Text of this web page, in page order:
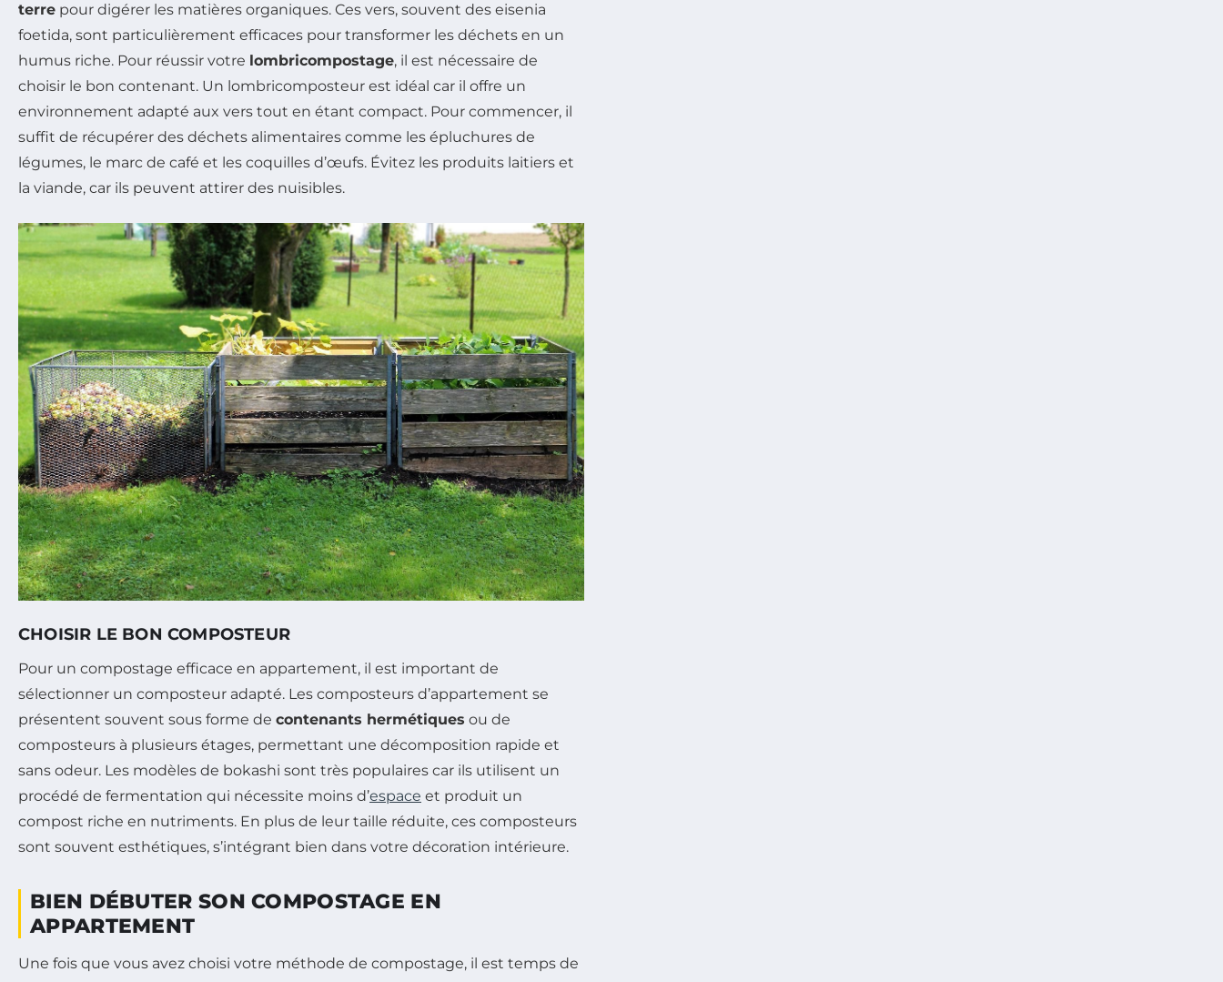
terre pour digérer les matières organiques. Ces vers, souvent des eisenia
foetida, sont particulièrement efficaces pour transformer les déchets en un
humus riche. Pour réussir votre lombricompostage, il est nécessaire de
choisir le bon contenant. Un lombricomposteur est idéal car il offre un
environnement adapté aux vers tout en étant compact. Pour commencer, il
suffit de récupérer des déchets alimentaires comme les épluchures de
légumes, le marc de café et les coquilles d’œufs. Évitez les produits laitiers et
la viande, car ils peuvent attirer des nuisibles.
CHOISIR LE BON COMPOSTEUR
Pour un compostage efficace en appartement, il est important de
sélectionner un composteur adapté. Les composteurs d’appartement se
présentent souvent sous forme de contenants hermétiques ou de
composteurs à plusieurs étages, permettant une décomposition rapide et
sans odeur. Les modèles de bokashi sont très populaires car ils utilisent un
procédé de fermentation qui nécessite moins d’espace et produit un
compost riche en nutriments. En plus de leur taille réduite, ces composteurs
sont souvent esthétiques, s’intégrant bien dans votre décoration intérieure.
BIEN DÉBUTER SON COMPOSTAGE EN
APPARTEMENT
Une fois que vous avez choisi votre méthode de compostage, il est temps de